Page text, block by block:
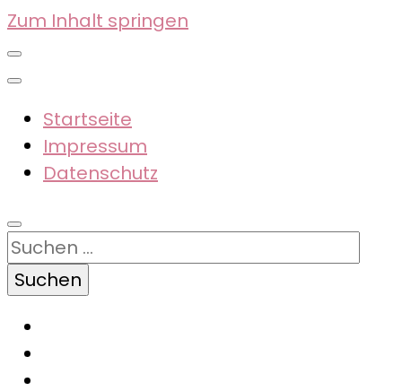
Zum Inhalt springen
Startseite
Impressum
Datenschutz
Suchen
nach: